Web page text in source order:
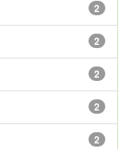
2
2
2
2
2